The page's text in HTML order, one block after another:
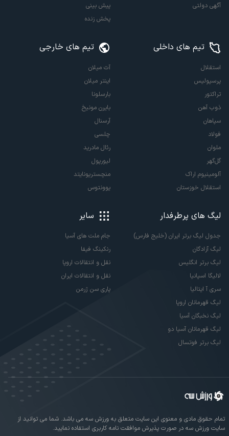
آگهی دولتی
پیش بینی
پخش زنده
تیم های داخلی
استقلال
پرسپولیس
تراکتور
ذوب آهن
سپاهان
فولاد
ملوان
گل‌گهر
آلومینیوم اراک
استقلال خوزستان
تیم های خارجی
آث میلان
اینتر میلان
بارسلونا
بایرن مونیخ
آرسنال
چلسی
رئال مادرید
لیورپول
منچستریونایتد
یوونتوس
لیگ های پرطرفدار
جدول لیگ برتر ایران (خلیج فارس)
لیگ آزادگان
لیگ برتر انگلیس
لالیگا اسپانیا
سری آ ایتالیا
لیگ قهرمانان اروپا
لیگ نخبگان آسیا
لیگ قهرمانان آسیا دو
لیگ برتر فوتسال
سایر
جام ملت های آسیا
رنکینگ فیفا
نقل و انتقالات اروپا
نقل و انتقالات ایران
پاری سن ژرمن
تمام حقوق مادی و معنوی این سایت متعلق به ورزش سه می باشد. شما می توانید از
سایت ورزش سه در صورت پذیرش موافقت نامه کاربری استفاده نمایید.